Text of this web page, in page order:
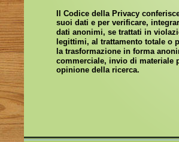
Il Codice della Privacy
suoi dati e per verificare,
dati anonimi, se trattati in
legittimi, al trattamento totale
la trasformazione in forma
commerciale, invio di materiale
opinione della ricerca.